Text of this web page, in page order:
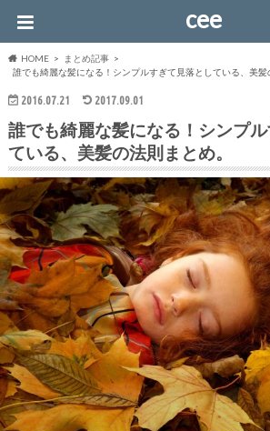
cee
HOME
まとめ記事
誰でも綺麗な髪になる！シンプルすぎて見落としている、美髪
2016.07.21 2017.09.01
誰でも綺麗な髪になる！シンプ
ている、美髪の法則まとめ。